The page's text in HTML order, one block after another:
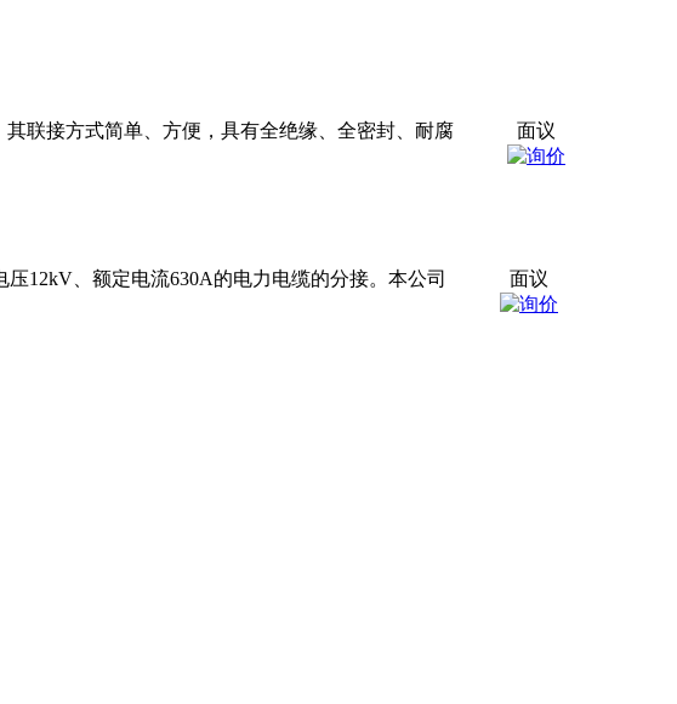
联接方式简单、方便，具有全绝缘、全密封、耐腐
面议
12kV、额定电流630A的电力电缆的分接。本公司
面议